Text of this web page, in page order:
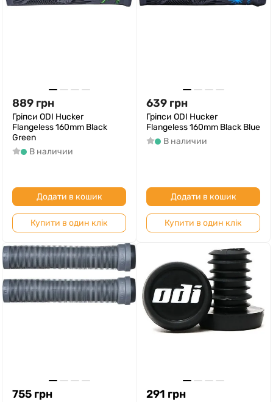
889 грн
Гріпси ODI Hucker
Flangeless 160mm Black
Green
В наличии
Додати в кошик
Купити в один клік
639 грн
Гріпси ODI Hucker
Flangeless 160mm Black Blue
В наличии
Додати в кошик
Купити в один клік
755 грн 291 грн